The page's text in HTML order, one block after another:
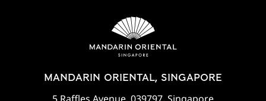
MANDARIN ORIENTAL, SINGAPORE